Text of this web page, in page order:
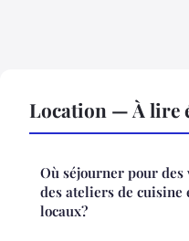
Location — À lire
Où séjourner pour des
des ateliers de cuisine
locaux?